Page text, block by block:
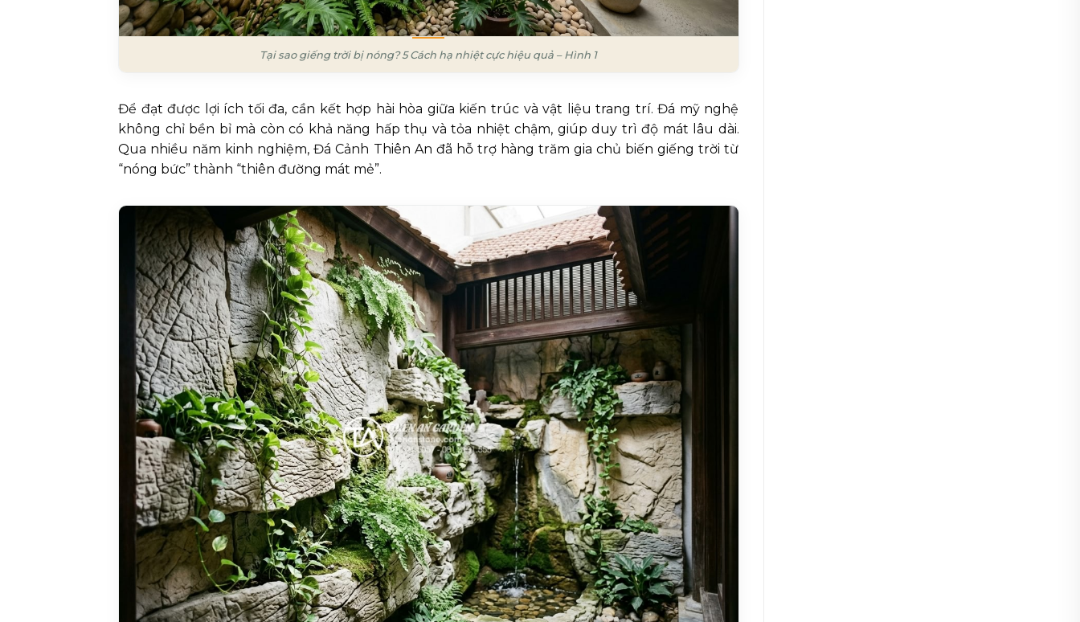
Tại sao giếng trời bị nóng? 5 Cách hạ nhiệt cực hiệu quả – Hình 1
Để đạt được lợi ích tối đa, cần kết hợp hài hòa giữa kiến trúc và vật liệu trang trí. Đá mỹ nghệ
không chỉ bền bỉ mà còn có khả năng hấp thụ và tỏa nhiệt chậm, giúp duy trì độ mát lâu dài.
Qua nhiều năm kinh nghiệm, Đá Cảnh Thiên An đã hỗ trợ hàng trăm gia chủ biến giếng trời từ
“nóng bức” thành “thiên đường mát mẻ”.